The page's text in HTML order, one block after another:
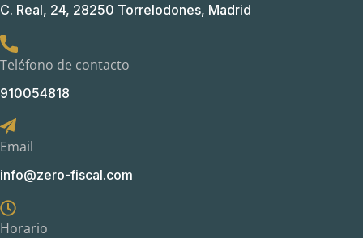
C. Real, 24, 28250 Torrelodones, Madrid
Teléfono de contacto
910054818
Email
info@zero-fiscal.com
Horario